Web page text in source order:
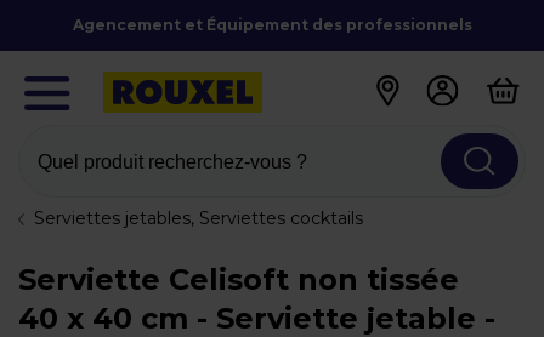
Agencement et Équipement des professionnels
Quel produit recherchez-vous ?
Serviettes jetables, Serviettes cocktails
Serviette Celisoft non tissée
40 x 40 cm - Serviette jetable -